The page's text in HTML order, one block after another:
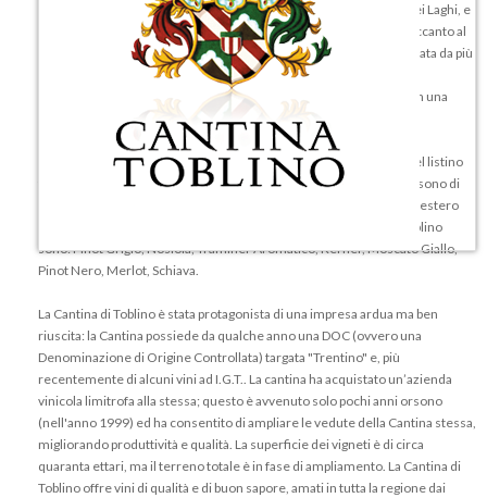
visionarono le potenzialità dei vini che erano prodotti nella Valle dei Laghi, e
decisero di inoltrarsi in un’avventura fortunata. La società sorse accanto al
lago di Toblino, area la cui tradizione viticola è secolare: l’uva è portata da più
di cinquecento soci, e le qualità sono garantite al cento per cento.
L’invecchiamento della bevanda è prolungato per sei o sette anni, in una
piccola botte di rovere.
La produzione della Cantina di Toblino, realizza prodotti pregiati: nel listino
troviamo otto vini bianchi, sei vini rossi, un rosato. Tutti questi vini sono di
qualità nobile, ricercati ed apprezzati non solo in Italia ma anche all’estero
dai migliori enologi. Alcuni nomi di vini prodotti nella Cantina di Toblino
sono: Pinot Grigio, Nosiola, Traminer Aromatico, Kerner, Moscato Giallo,
Pinot Nero, Merlot, Schiava.
La Cantina di Toblino è stata protagonista di una impresa ardua ma ben
riuscita: la Cantina possiede da qualche anno una DOC (ovvero una
Denominazione di Origine Controllata) targata "Trentino" e, più
recentemente di alcuni vini ad I.G.T.. La cantina ha acquistato un’azienda
vinicola limitrofa alla stessa; questo è avvenuto solo pochi anni orsono
(nell'anno 1999) ed ha consentito di ampliare le vedute della Cantina stessa,
migliorando produttività e qualità. La superficie dei vigneti è di circa
quaranta ettari, ma il terreno totale è in fase di ampliamento. La Cantina di
Toblino offre vini di qualità e di buon sapore, amati in tutta la regione dai